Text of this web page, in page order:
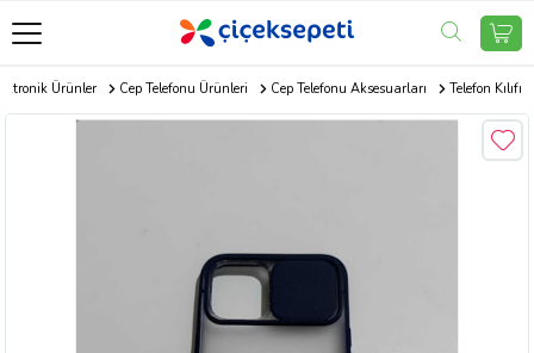
Ürünler Cep Telefonu Ürünleri Cep Telefonu Aksesuarları Telefon Kılıfı